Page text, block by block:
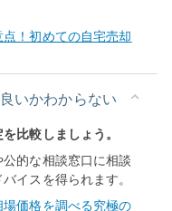
！初めての自宅売却
いかわからない
比較しましょう。
的な相談窓口に相談
イスを得られます。
価格を調べる究極の